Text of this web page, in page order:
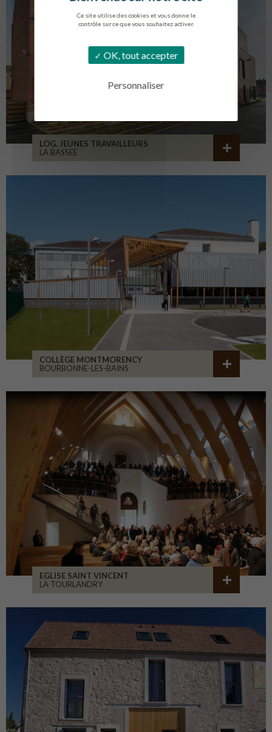
Ce site utilise des cookies et vous donne le
contrôle sur ce que vous souhaitez activer.
OK, tout accepter
Personnaliser
LOG. JEUNES TRAVAILLEURS
LA BASSEE
COLLÈGE MONTMORENCY
BOURBONNE-LES-BAINS
EGLISE SAINT VINCENT
LA TOURLANDRY